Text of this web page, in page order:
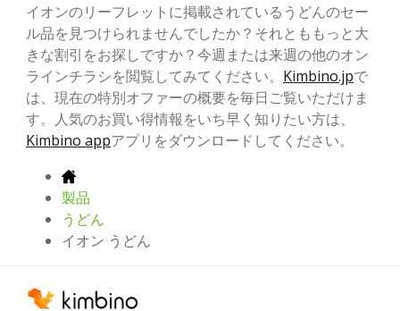
イオンのリーフレットに掲載されているうどんのセー
ル品を見つけられませんでしたか？それとももっと大
きな割引をお探しですか？今週または来週の他のオン
ラインチラシを閲覧してみてください。 Kimbino.jpで
は、現在の特別オファーの概要を毎日ご覧いただけま
す。人気のお買い得情報をいち早く知りたい方は、
Kimbino appアプリをダウンロードしてください。
製品
うどん
イオン うどん